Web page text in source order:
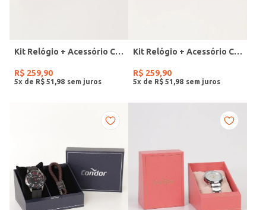
Kit Relógio + Acessório Condor Feminino DOURADO
R$ 259,90
5x de R$ 51 98
Kit Relógio + Acessório Condor Feminino DOURADO
R$ 259,90
5x de R$ 51 98